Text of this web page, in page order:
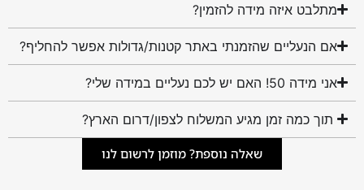
מתלבט איזה מידה להזמין?
אם הנעליים שהזמנתי באתר קטנות/גדולות אפשר להחליף?
אני מידה 50! האם יש לכם נעליים במידה שלי?
תוך כמה זמן מגיע המשלוח לצפון/דרום הארץ?
שאלה נוספת? מוזמן לרשום לנו